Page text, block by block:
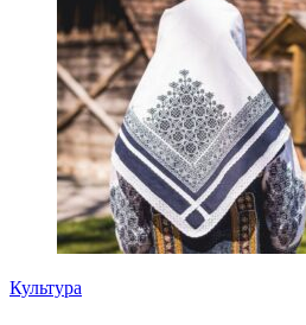
Культура